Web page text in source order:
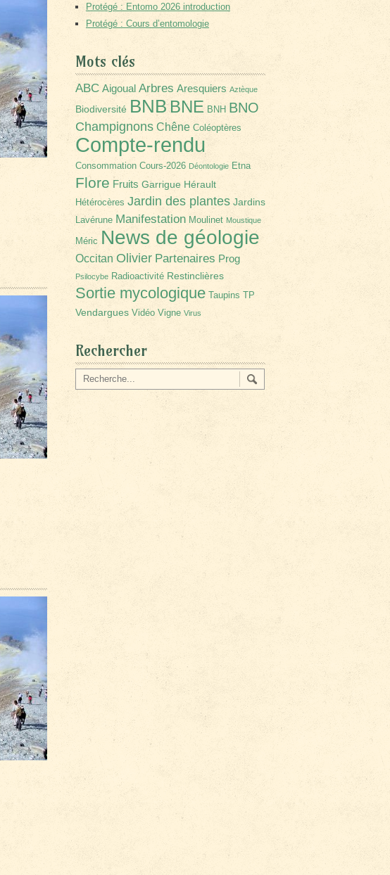
Protégé : Entomo 2026 introduction
Protégé : Cours d’entomologie
Mots clés
ABC Aigoual Arbres Aresquiers Aztèque
Biodiversité BNB BNE BNH BNO
Champignons Chêne Coléoptères
Compte-rendu
Consommation Cours-2026 Déontologie Etna
Flore Fruits Garrigue Hérault
Hétérocères Jardin des plantes Jardins
Lavérune Manifestation Moulinet Moustique
Méric News de géologie
Occitan Olivier Partenaires Prog
Psilocybe Radioactivité Restinclières
Sortie mycologique Taupins TP
Vendargues Vidéo Vigne Virus
Rechercher